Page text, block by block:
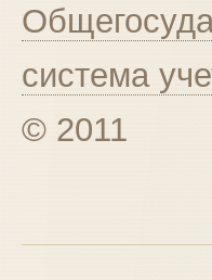
система
© 2011